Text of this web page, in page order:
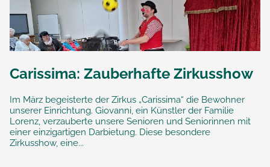
Carissima: Zauberhafte Zirkusshow
Im März begeisterte der Zirkus „Carissima“ die Bewohner
unserer Einrichtung. Giovanni, ein Künstler der Familie
Lorenz, verzauberte unsere Senioren und Seniorinnen mit
einer einzigartigen Darbietung. Diese besondere
Zirkusshow, eine...